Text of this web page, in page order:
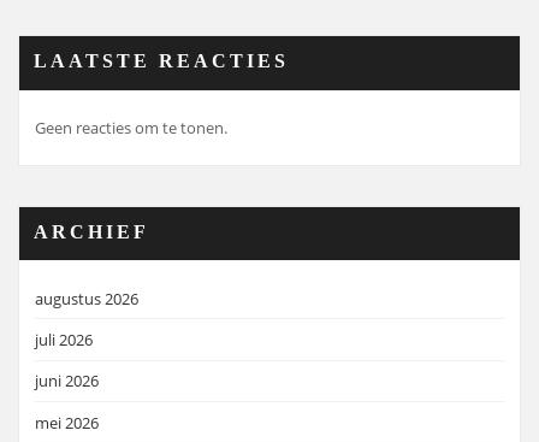
LAATSTE REACTIES
Geen reacties om te tonen.
ARCHIEF
augustus 2026
juli 2026
juni 2026
mei 2026